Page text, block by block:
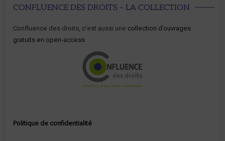
CONFLUENCE DES DROITS – LA COLLECTION
Confluence des droits, c’est aussi une collection d’ouvrages
gratuits en open-access
Politique de confidentialité